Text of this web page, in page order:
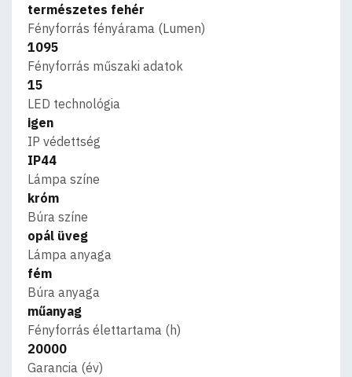
természetes fehér
Fényforrás fényárama (Lumen)
1095
Fényforrás műszaki adatok
15
LED technológia
igen
IP védettség
IP44
Lámpa színe
króm
Búra színe
opál üveg
Lámpa anyaga
fém
Búra anyaga
műanyag
Fényforrás élettartama (h)
20000
Garancia (év)